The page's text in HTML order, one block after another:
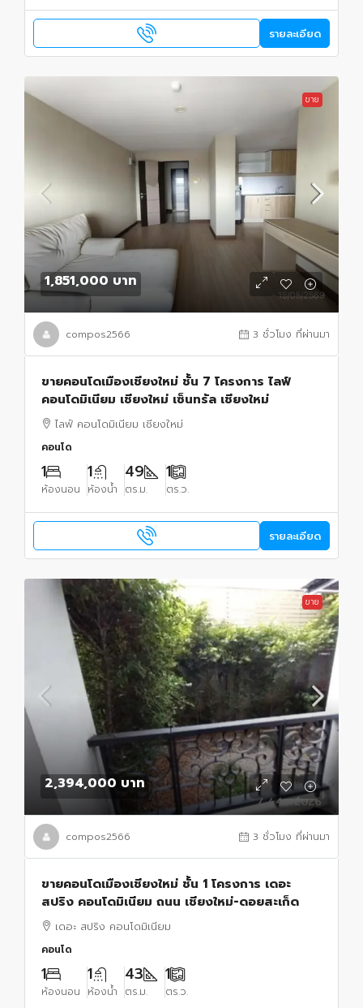
รายละเอียด
ขาย
1,851,000 บาท
compos2566 3 ชั่วโมง ที่ผ่านมา
ขายคอนโดเมืองเชียงใหม่ ชั้น 7 โครงการ ไลฟ์
คอนโดมิเนียม เชียงใหม่ เซ็นทรัล เชียงใหม่
ไลฟ์ คอนโดมิเนียม เชียงใหม่
คอนโด
1
ห้องนอน
1
ห้องน้ำ
49
ตร.ม.
1
ตร.ว.
รายละเอียด
ขาย
2,394,000 บาท
compos2566 3 ชั่วโมง ที่ผ่านมา
ขายคอนโดเมืองเชียงใหม่ ชั้น 1 โครงการ เดอะ
สปริง คอนโดมิเนียม ถนน เชียงใหม่-ดอยสะเก็ด
เดอะ สปริง คอนโดมิเนียม
คอนโด
1
ห้องนอน
1
ห้องน้ำ
43
ตร.ม.
1
ตร.ว.